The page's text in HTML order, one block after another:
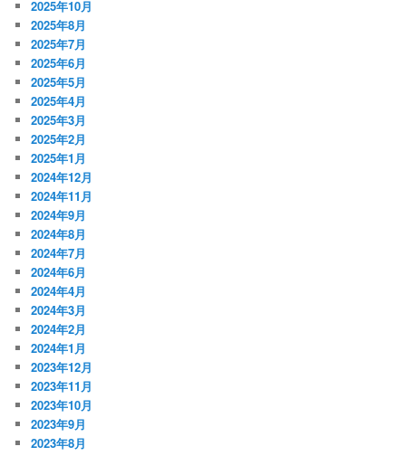
2025年10月
2025年8月
2025年7月
2025年6月
2025年5月
2025年4月
2025年3月
2025年2月
2025年1月
2024年12月
2024年11月
2024年9月
2024年8月
2024年7月
2024年6月
2024年4月
2024年3月
2024年2月
2024年1月
2023年12月
2023年11月
2023年10月
2023年9月
2023年8月